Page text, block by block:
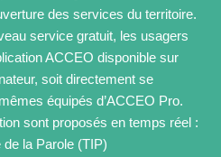
des services du territoire.
service gratuit, les usagers
ACCEO disponible sur
soit directement se
équipés d’ACCEO Pro.
sont proposés en temps réel :
la Parole (TIP)